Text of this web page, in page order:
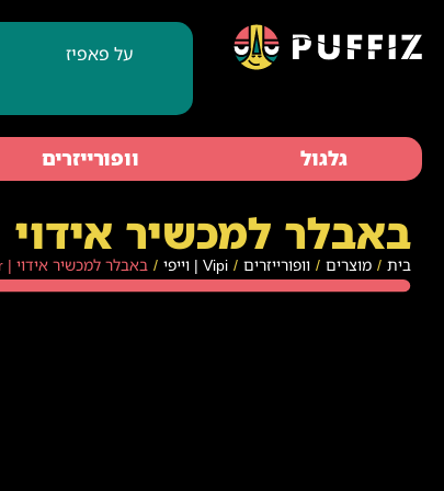
על פאפיז
גלגול וופורייזרים
באבלר למכשיר אידוי | VIPI VPOCKET XL Bubbler
בית / מוצרים / וופורייזרים / Vipi | וייפי / באבלר למכשיר אידוי | VIPI VPOCKET XL Bubbler